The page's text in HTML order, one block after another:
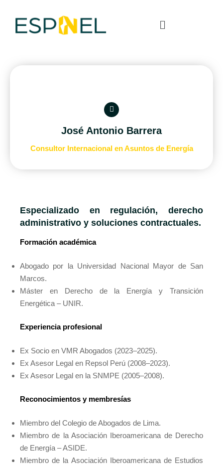
José Antonio Barrera
Consultor Internacional en Asuntos de Energía
Especializado en regulación, derecho
administrativo y soluciones contractuales.
Formación académica
Abogado por la Universidad Nacional Mayor de San
Marcos.
Máster en Derecho de la Energía y Transición
Energética – UNIR.
Experiencia profesional
Ex Socio en VMR Abogados (2023–2025).
Ex Asesor Legal en Repsol Perú (2008–2023).
Ex Asesor Legal en la SNMPE (2005–2008).
Reconocimientos y membresías
Miembro del Colegio de Abogados de Lima.
Miembro de la Asociación Iberoamericana de Derecho
de Energía – ASIDE.
Miembro de la Asociación Iberoamericana de Estudios